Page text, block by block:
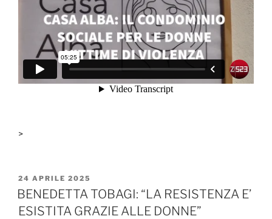
>
PUBBLICATO
IL
24 APRILE 2025
BENEDETTA TOBAGI: “LA RESISTENZA E’
ESISTITA GRAZIE ALLE DONNE”